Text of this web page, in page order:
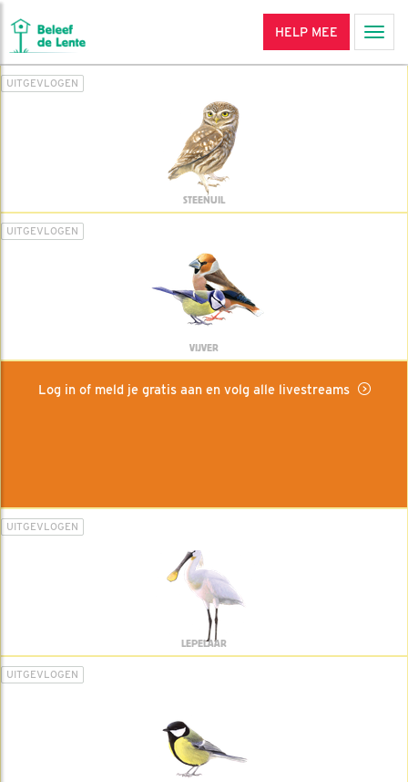
HELP MEE
UITGEVLOGEN
STEENUIL
UITGEVLOGEN
VIJVER
Log in of meld je gratis aan en volg alle livestreams
UITGEVLOGEN
LEPELAAR
UITGEVLOGEN